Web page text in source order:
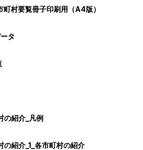
村要覧冊子印刷用（A4版）
タ
紹介_凡例
紹介_1_各市町村の紹介